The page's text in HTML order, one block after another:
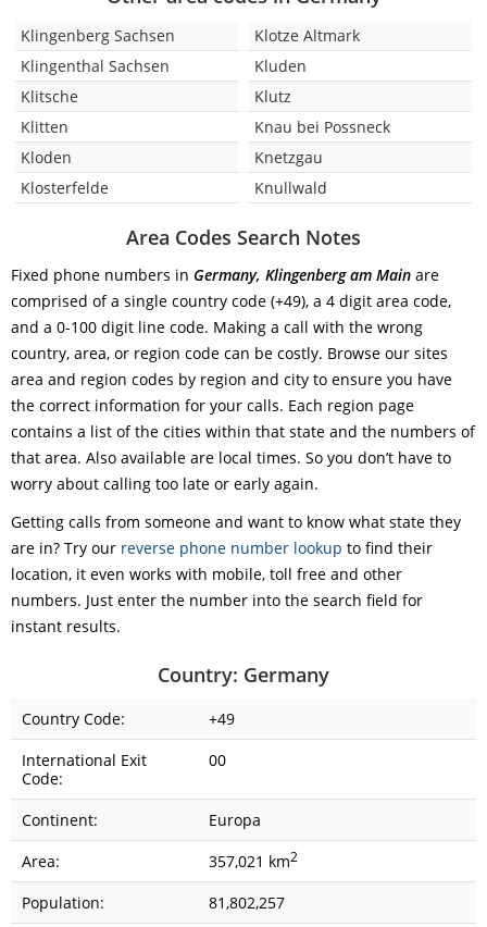
Klingenberg Sachsen
Klingenthal Sachsen
Klitsche
Klitten
Kloden
Klosterfelde
Klotze Altmark
Kluden
Klutz
Knau bei Possneck
Knetzgau
Knullwald
Area Codes Search Notes
Fixed phone numbers in Germany, Klingenberg am Main are
comprised of a single country code (+49), a 4 digit area code,
and a 0-100 digit line code. Making a call with the wrong
country, area, or region code can be costly. Browse our sites
area and region codes by region and city to ensure you have
the correct information for your calls. Each region page
contains a list of the cities within that state and the numbers of
that area. Also available are local times. So you don’t have to
worry about calling too late or early again.
Getting calls from someone and want to know what state they
are in? Try our reverse phone number lookup to find their
location, it even works with mobile, toll free and other
numbers. Just enter the number into the search field for
instant results.
Country: Germany
Country Code:
+49
International Exit
Code:
00
Continent:
Europa
Area:
357,021 km2
Population:
81,802,257